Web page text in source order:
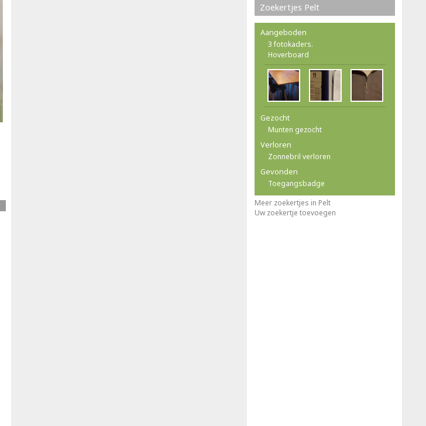
Zoekertjes Pelt
Aangeboden
3 fotokaders.
Hoverboard
Gezocht
Munten gezocht
Verloren
Zonnebril verloren
Gevonden
Toegangsbadge
Meer zoekertjes in Pelt
Uw zoekertje toevoegen